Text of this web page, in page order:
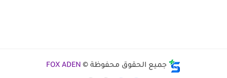
جميع الحقوق محفوظة © FOX ADEN